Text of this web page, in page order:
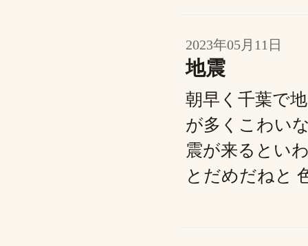
2023年05月11日
地震
朝早く千葉で
が多くこわい
震が来るとい
とだめだねと